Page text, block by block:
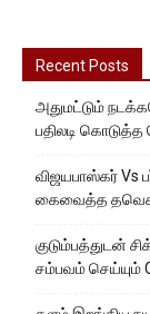
Recent Posts
அதுமட்டும்
பதிலடி கொடுத்த
விஜயபாஸ்கர் Vs
கைவைத்த
குடும்பத்துடன்
சம்பவம் செய்யும்